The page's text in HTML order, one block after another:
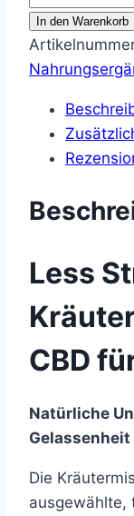
-
Less
Stress
In den Warenkorb
Less
CBD
Natürliche
Die
ausgewählte,